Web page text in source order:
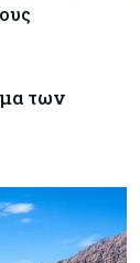
των